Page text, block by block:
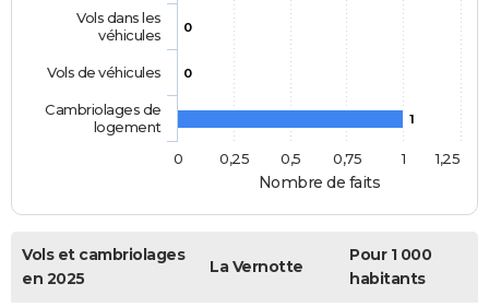
Nombre de faits
0
0
1
Vols dans les
véhicules
Vols de véhicules
Cambriolages de
logement
0
1
0,25 0,5 0,75 1,25
Vols et cambriolages
en 2025
La Vernotte
Pour 1 000
habitants